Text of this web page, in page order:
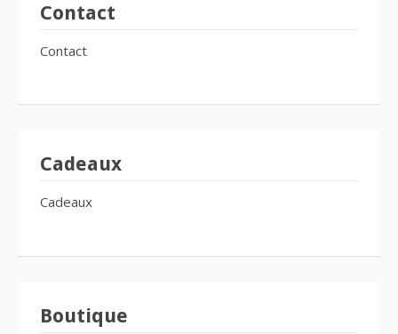
Contact
Contact
Cadeaux
Cadeaux
Boutique